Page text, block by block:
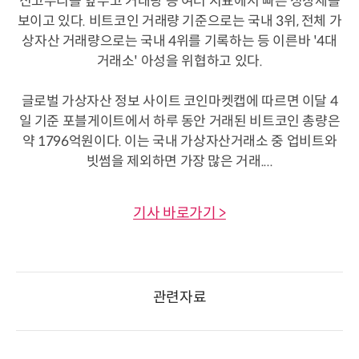
보이고 있다. 비트코인 거래량 기준으로는 국내 3위, 전체 가
상자산 거래량으로는 국내 4위를 기록하는 등 이른바 '4대
거래소' 아성을 위협하고 있다.
글로벌 가상자산 정보 사이트 코인마켓캡에 따르면 이달 4
일 기준 포블게이트에서 하루 동안 거래된 비트코인 총량은
약 1796억원이다. 이는 국내 가상자산거래소 중 업비트와
빗썸을 제외하면 가장 많은 거래....
기사 바로가기 >
관련자료